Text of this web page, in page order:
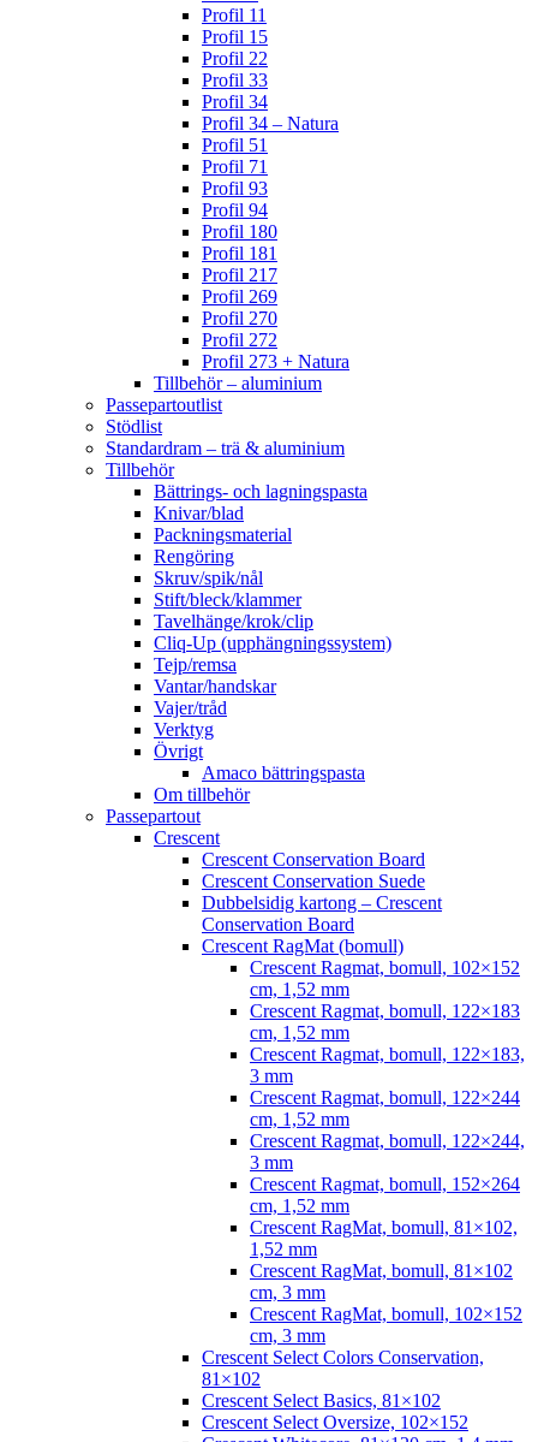
Profil 11
Profil 15
Profil 22
Profil 33
Profil 34
Profil 34 – Natura
Profil 51
Profil 71
Profil 93
Profil 94
Profil 180
Profil 181
Profil 217
Profil 269
Profil 270
Profil 272
Profil 273 + Natura
Tillbehör – aluminium
Passepartoutlist
Stödlist
Standardram – trä & aluminium
Tillbehör
Bättrings- och lagningspasta
Knivar/blad
Packningsmaterial
Rengöring
Skruv/spik/nål
Stift/bleck/klammer
Tavelhänge/krok/clip
Cliq-Up (upphängningssystem)
Tejp/remsa
Vantar/handskar
Vajer/tråd
Verktyg
Övrigt
Amaco bättringspasta
Om tillbehör
Passepartout
Crescent
Crescent Conservation Board
Crescent Conservation Suede
Dubbelsidig kartong – Crescent
Conservation Board
Crescent RagMat (bomull)
Crescent Ragmat, bomull, 102×152
cm, 1,52 mm
Crescent Ragmat, bomull, 122×183
cm, 1,52 mm
Crescent Ragmat, bomull, 122×183,
3 mm
Crescent Ragmat, bomull, 122×244
cm, 1,52 mm
Crescent Ragmat, bomull, 122×244,
3 mm
Crescent Ragmat, bomull, 152×264
cm, 1,52 mm
Crescent RagMat, bomull, 81×102,
1,52 mm
Crescent RagMat, bomull, 81×102
cm, 3 mm
Crescent RagMat, bomull, 102×152
cm, 3 mm
Crescent Select Colors Conservation,
81×102
Crescent Select Basics, 81×102
Crescent Select Oversize, 102×152